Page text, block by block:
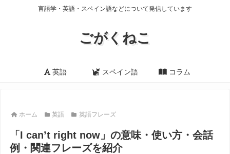
言語学・英語・スペイン語などについて発信しています
ごがくねこ
英語 スペイン語 コラム
ホーム 英語 英語フレーズ
「I can’t right now」の意味・使い方・会話
例・関連フレーズを紹介